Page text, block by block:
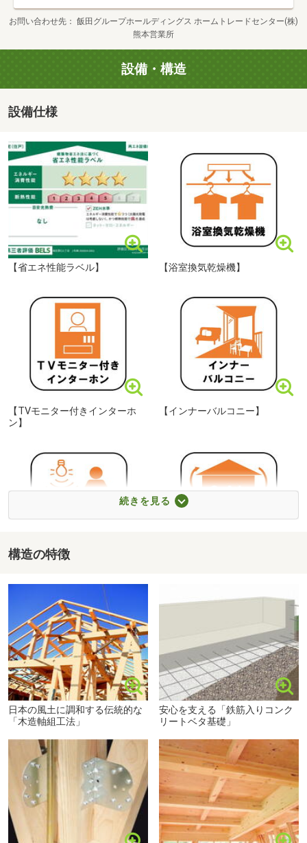
上記(1)～(4)の中でお好きな番号をお教え下さい！
最寄り駅へのお迎えなど、ご要望に応じて送迎も可能でご
■現地見学のご予約について
をいただけるとご案内がスムーズです。
当日はデジカメやスマホでの写真撮影ももちろん可能で
す。ご自宅でのご検討の際にお役立てください。
【資料請求(無料)】【電話で問い合わせ(無料)】から、お日
にち・時間帯のご指定が可能です！
【ネットで見学予約】の欄からご希望の日時で直接ご見学
平日やお仕事前・後のご見学もお待ちしております♪
初めての住宅購入で、何から始めればいいか分からない！
そんなお客様に、経験豊富なスタッフがわかりやすく丁寧
にご案内致します！
お探しのご希望をお聞かせ下さい！
お問い合わせ先
飯田グループホールディングス ホームトレードセンター(株)
熊本営業所
設備・構造
設備仕様
【省エネ性能ラベル】 【浴室換気乾燥機】
【TVモニター付きインターホ
ン】
【インナーバルコニー】
続きを見る
構造の特徴
日本の風土に調和する伝統的な
「木造軸組工法」
安心を支える「鉄筋入りコンク
リートベタ基礎」